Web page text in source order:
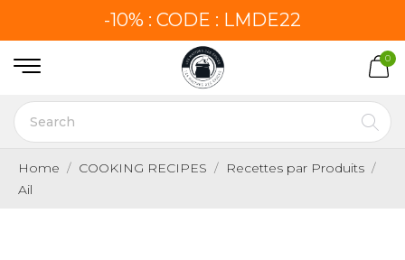
-10% : CODE : LMDE22
0
Home COOKING RECIPES
Recettes par Produits
Ail